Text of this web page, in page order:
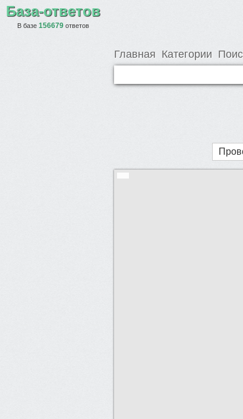
База-ответов
В базе 156679 ответов
Главная Категории